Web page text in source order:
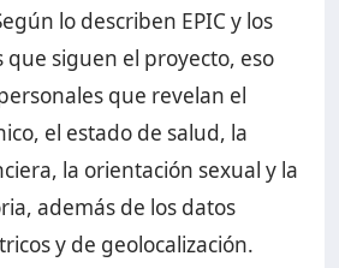
lo describen EPIC y los
que siguen el proyecto, eso
que revelan el
el estado de salud, la
la orientación sexual y la
además de los datos
y de geolocalización.